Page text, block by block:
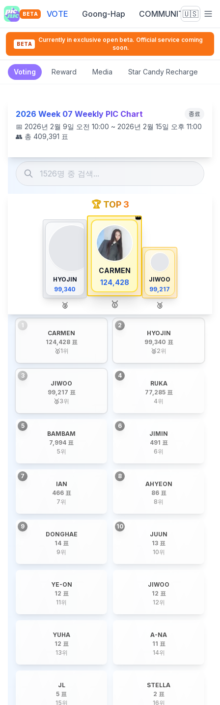
BETA VOTE Goong-Hap COMMUNITY🇺🇸
BETA
Currently in exclusive open beta. Official service coming
soon.
Voting Reward Media Star Candy Recharge
2026 Week 07 Weekly PIC Chart 종료
📅 2026년 2월 9일 오전 10:00 ~ 2026년 2월 15일 오후 11:00
👥 총 409,391 표
🏆 TOP 3
HYOJIN
99,340
🥈
👑
CARMEN
124,428
🥇
JIWOO
99,217
🥉
1
CARMEN
124,428 표
🥇1위
2
HYOJIN
99,340 표
🥈2위
3
JIWOO
99,217 표
🥉3위
4
RUKA
77,285 표
4위
5
BAMBAM
7,994 표
5위
6
JIMIN
491 표
6위
7
IAN
466 표
7위
8
AHYEON
86 표
8위
9
DONGHAE
14 표
9위
10
JUUN
13 표
10위
YE-ON
12 표
11위
JIWOO
12 표
12위
YUHA
12 표
13위
A-NA
11 표
14위
JL
5 표
15위
STELLA
2 표
16위